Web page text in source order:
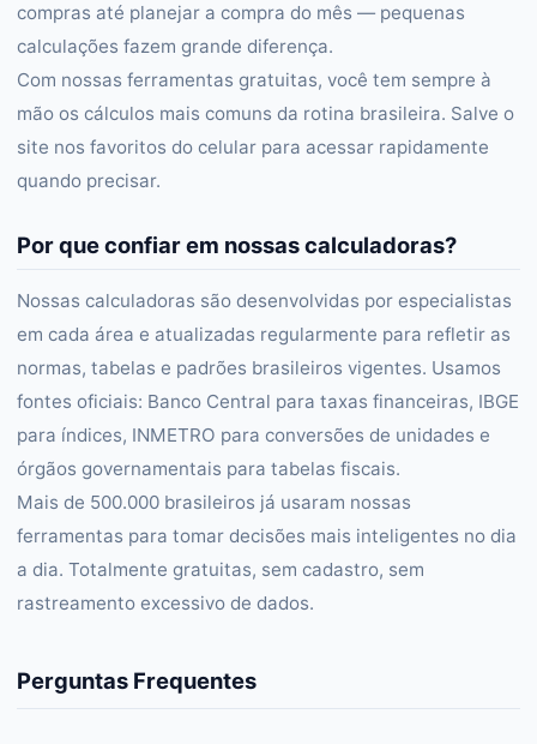
compras até planejar a compra do mês — pequenas
calculações fazem grande diferença.
Com nossas ferramentas gratuitas, você tem sempre à
mão os cálculos mais comuns da rotina brasileira. Salve o
site nos favoritos do celular para acessar rapidamente
quando precisar.
Por que confiar em nossas calculadoras?
Nossas calculadoras são desenvolvidas por especialistas
em cada área e atualizadas regularmente para refletir as
normas, tabelas e padrões brasileiros vigentes. Usamos
fontes oficiais: Banco Central para taxas financeiras, IBGE
para índices, INMETRO para conversões de unidades e
órgãos governamentais para tabelas fiscais.
Mais de 500.000 brasileiros já usaram nossas
ferramentas para tomar decisões mais inteligentes no dia
a dia. Totalmente gratuitas, sem cadastro, sem
rastreamento excessivo de dados.
Perguntas Frequentes